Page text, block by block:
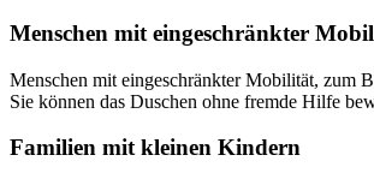
Menschen mit eingeschränkter
Menschen mit eingeschränkter Mobilität, zum
Sie können das Duschen ohne fremde Hilfe
Familien mit kleinen Kindern